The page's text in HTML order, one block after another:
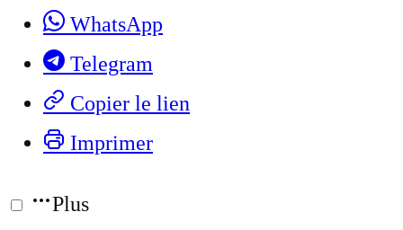
WhatsApp
Telegram
Copier le lien
Imprimer
Plus